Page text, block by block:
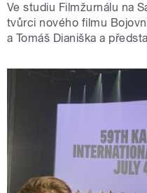
Ve studiu Filmžurnálu na
tvůrci nového filmu
a Tomáš Dianiška a